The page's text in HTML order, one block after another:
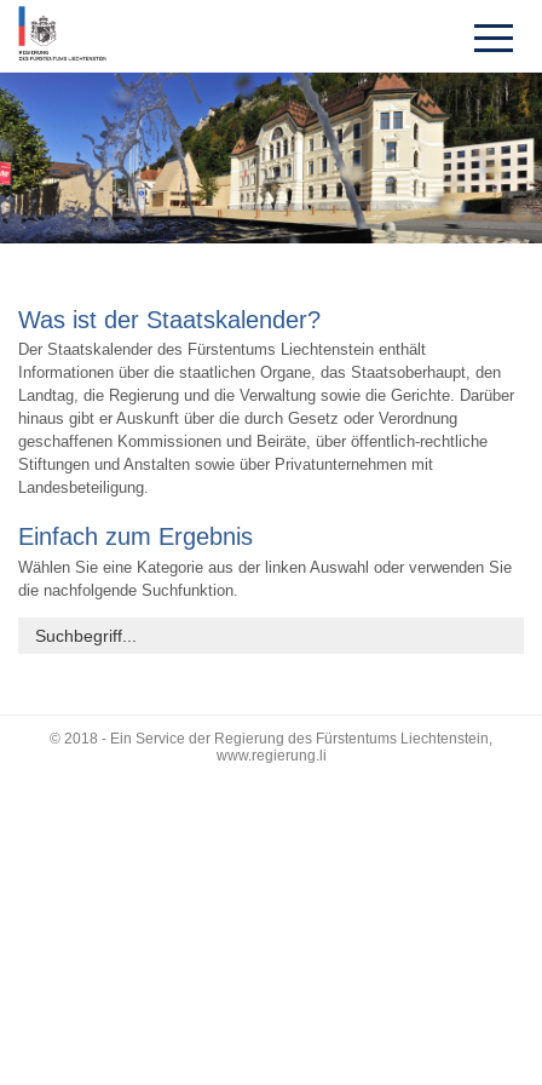
Was ist der Staatskalender?
Der Staatskalender des Fürstentums Liechtenstein enthält
Informationen über die staatlichen Organe, das Staatsoberhaupt, den
Landtag, die Regierung und die Verwaltung sowie die Gerichte. Darüber
hinaus gibt er Auskunft über die durch Gesetz oder Verordnung
geschaffenen Kommissionen und Beiräte, über öffentlich-rechtliche
Stiftungen und Anstalten sowie über Privatunternehmen mit
Landesbeteiligung.
Einfach zum Ergebnis
Wählen Sie eine Kategorie aus der linken Auswahl oder verwenden Sie
die nachfolgende Suchfunktion.
© 2018 - Ein Service der Regierung des Fürstentums Liechtenstein,
www.regierung.li